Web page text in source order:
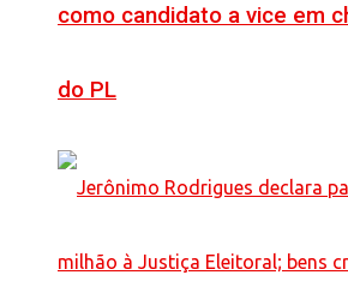
como candidato a vice em
do PL